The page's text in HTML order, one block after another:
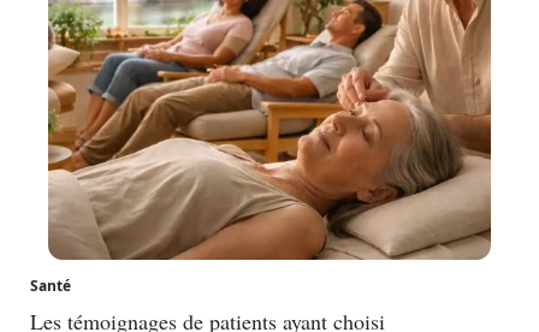
Santé
Les témoignages de patients ayant choisi